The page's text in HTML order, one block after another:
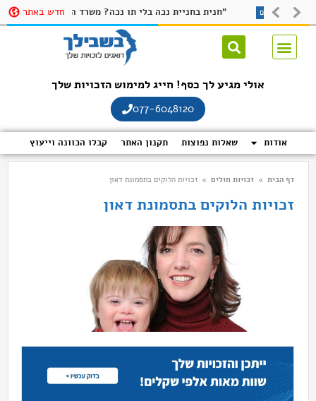
חדש באתר חנית בחניית נכה בלי תו נכה? משרד התחבורה ישיק אפליקציה שתקשה על חונים שלא כדין להתחמק בשם: "חניתי" זכויות נכים לקבלת תו נכה
אולי מגיע לך כסף! חייג למימוש הזכויות שלך
077-6048120
אודות שאלות נפוצות תקנון האתר קבלו הכוונה וייעוץ
דף הבית » זכויות חולים » זכויות הלוקים בתסמונת דאון
זכויות הלוקים בתסמונת דאון